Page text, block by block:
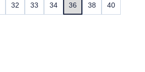
32 33 34 36 38 40